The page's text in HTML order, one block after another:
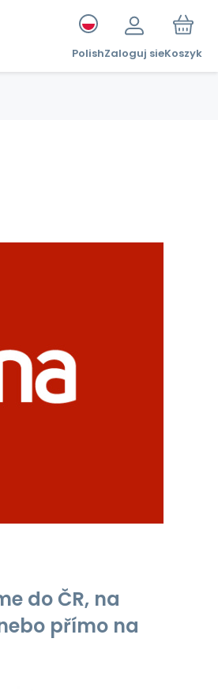
PolishZaloguj sieKoszyk
do ČR, na
přímo na